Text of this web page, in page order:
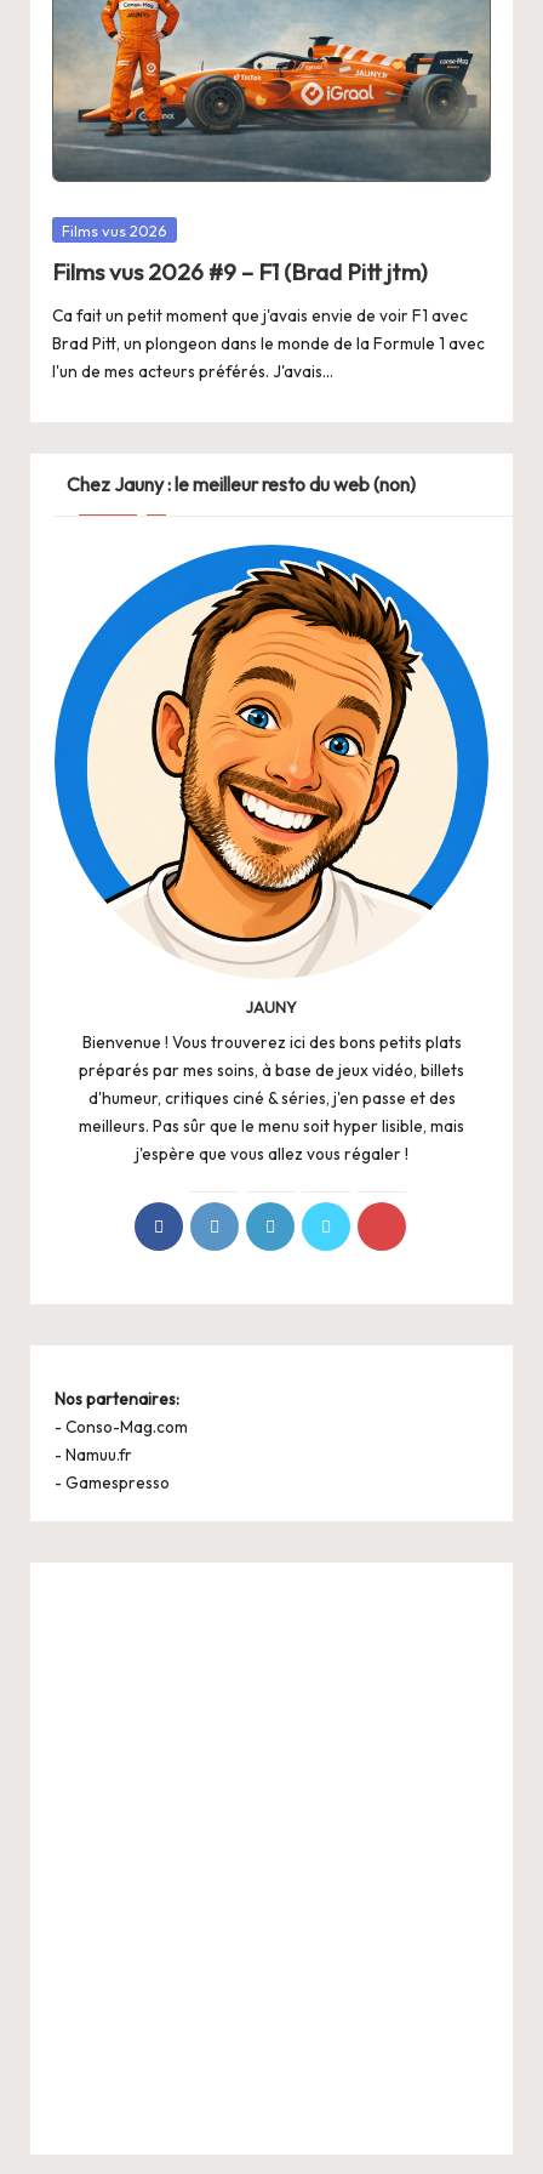
Posted
Films vus 2026
Films vus 2026 #9 – F1 (Brad Pitt jtm)
Ca fait un petit moment que j'avais envie de voir F1 avec
Brad Pitt, un plongeon dans le monde de la Formule 1 avec
l'un de mes acteurs préférés. J'avais…
Chez Jauny : le meilleur resto du web (non)
JAUNY
Bienvenue ! Vous trouverez ici des bons petits plats
préparés par mes soins, à base de jeux vidéo, billets
d'humeur, critiques ciné & séries, j'en passe et des
meilleurs. Pas sûr que le menu soit hyper lisible, mais
j'espère que vous allez vous régaler !
Nos partenaires:
- Conso-Mag.com
- Namuu.fr
- Gamespresso